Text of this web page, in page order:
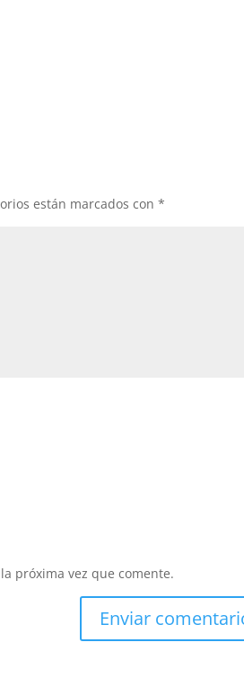
están marcados con*
próxima vez que comente.